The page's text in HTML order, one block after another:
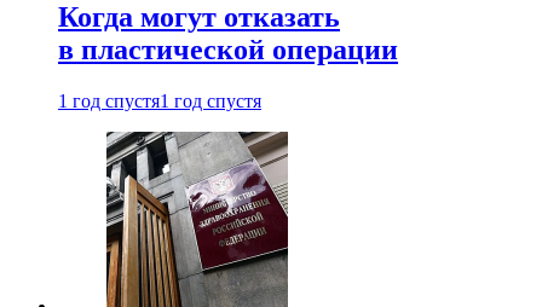
Когда могут отказать
в пластической операции
1 год спустя1 год спустя